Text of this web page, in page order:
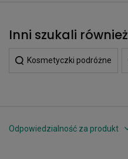
Inni szukali również
Kosmetyczki podróżne
Odpowiedzialność za produkt